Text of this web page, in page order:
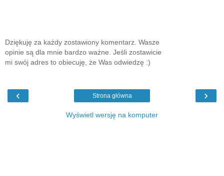
Dziękuję za każdy zostawiony komentarz. Wasze
opinie są dla mnie bardzo ważne. Jeśli zostawicie
mi swój adres to obiecuję, że Was odwiedzę :)
‹ ›
Strona główna
Wyświetl wersję na komputer